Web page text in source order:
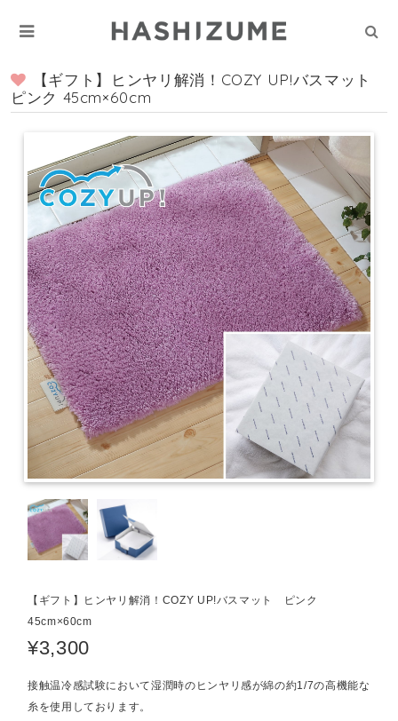
【ギフト】ヒンヤリ解消！COZY UP!バスマット
ピンク 45cm×60cm
【ギフト】ヒンヤリ解消！COZY UP!バスマット ピンク
45cm×60cm
¥3,300
接触温冷感試験において湿潤時のヒンヤリ感が綿の約1/7の高機能な
糸を使用しております。